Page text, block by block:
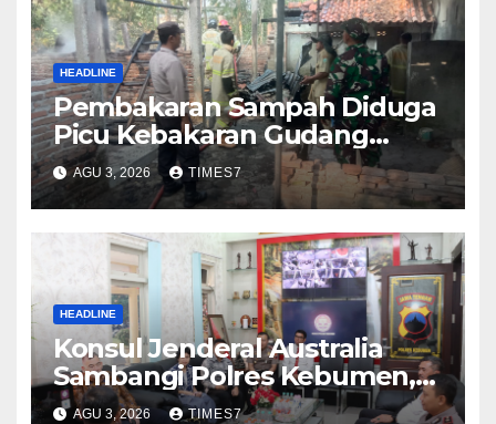
HEADLINE
Pembakaran Sampah Diduga
Picu Kebakaran Gudang
Furniture di Kebumen
AGU 3, 2026 TIMES7
HEADLINE
Konsul Jenderal Australia
Sambangi Polres Kebumen,
Pererat Silaturahmi
AGU 3, 2026 TIMES7